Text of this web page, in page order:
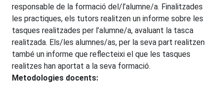
responsable de la formació del/l’alumne/a. Finalitzades
les practiques, els tutors realitzen un informe sobre les
tasques realitzades per l’alumne/a, avaluant la tasca
realitzada. Els/les alumnes/as, per la seva part realitzen
també un informe que reflecteixi el que les tasques
realitzes han aportat a la seva formació.
Metodologies docents: